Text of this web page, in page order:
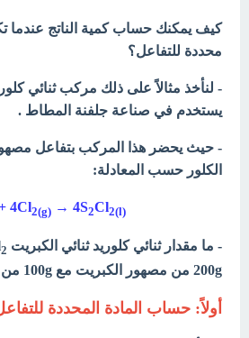
كيف يمكنك حساب كمية الناتج عندما
محددة للتفاعل؟
- لنأخذ مثالاً على ذلك مركب ثنائي
يستخدم في صناعة جلفنة المطاط .
- حيث يحضر هذا المركب بتفاعل
الكلور حسب المعادلة:
(
4Cl2(g) → 4S2Cl2(l
- ما مقدار ثنائي كلوريد ثنائي الكبريت S 2
200g من مصهور الكبريت مع 100g من غاز الكلور؟
أولاً: حساب المادة المحددة